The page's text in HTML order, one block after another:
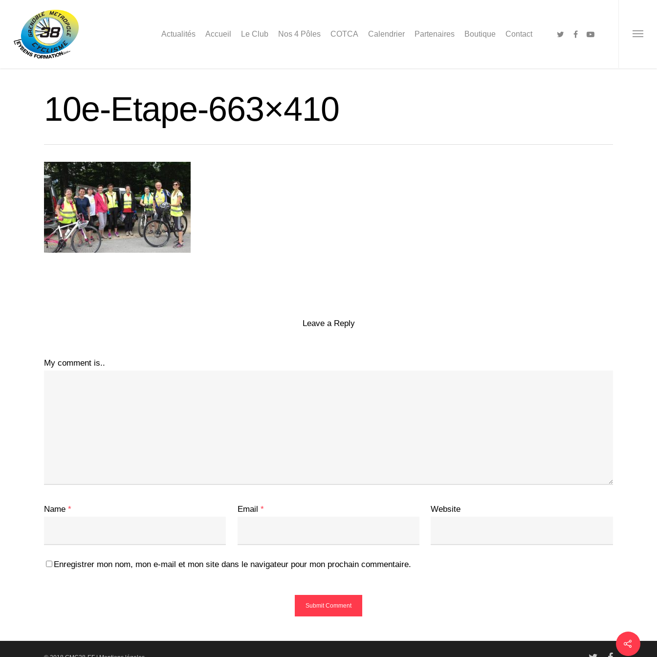
Actualités Accueil Le Club Nos 4 Pôles COTCA Calendrier Partenaires Boutique Contact
10e-Etape-663×410
Leave a Reply
My comment is..
Name * Email * Website
Enregistrer mon nom, mon e-mail et mon site dans le navigateur pour mon prochain commentaire.